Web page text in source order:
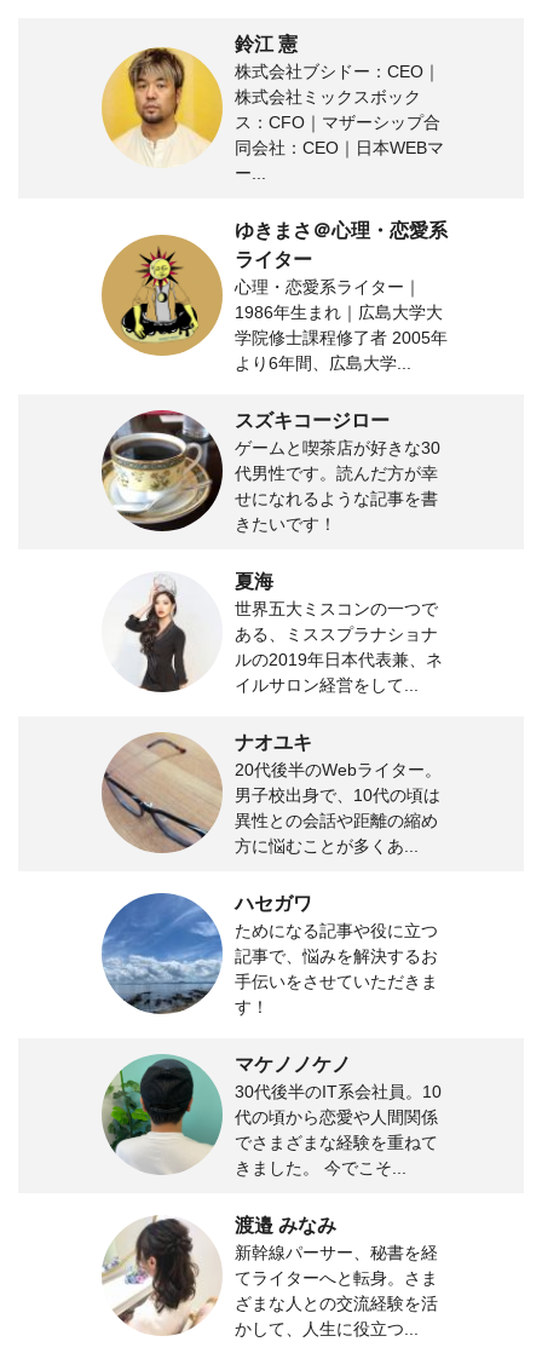
鈴江 憲
株式会社ブシドー：CEO｜
株式会社ミックスボック
ス：CFO｜マザーシップ合
同会社：CEO｜日本WEBマ
ー...
ゆきまさ＠心理・恋愛系
ライター
心理・恋愛系ライター｜
1986年生まれ｜広島大学大
学院修士課程修了者 2005年
より6年間、広島大学...
スズキコージロー
ゲームと喫茶店が好きな30
代男性です。読んだ方が幸
せになれるような記事を書
きたいです！
夏海
世界五大ミスコンの一つで
ある、ミススプラナショナ
ルの2019年日本代表兼、ネ
イルサロン経営をして...
ナオユキ
20代後半のWebライター。
男子校出身で、10代の頃は
異性との会話や距離の縮め
方に悩むことが多くあ...
ハセガワ
ためになる記事や役に立つ
記事で、悩みを解決するお
手伝いをさせていただきま
す！
マケノノケノ
30代後半のIT系会社員。10
代の頃から恋愛や人間関係
でさまざまな経験を重ねて
きました。 今でこそ...
渡邉 みなみ
新幹線パーサー、秘書を経
てライターへと転身。さま
ざまな人との交流経験を活
かして、人生に役立つ...